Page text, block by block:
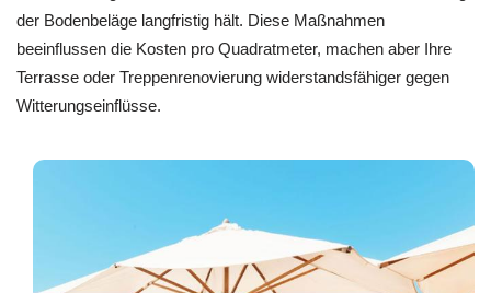
der Bodenbeläge langfristig hält. Diese Maßnahmen
beeinflussen die Kosten pro Quadratmeter, machen aber Ihre
Terrasse oder Treppenrenovierung widerstandsfähiger gegen
Witterungseinflüsse.